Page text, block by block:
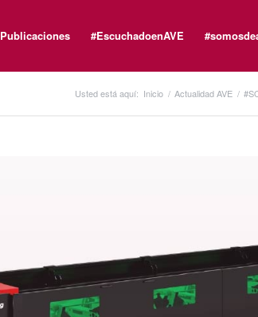
Publicaciones #EscuchadoenAVE
Usted está aquí: Inicio / Actualidad AVE /